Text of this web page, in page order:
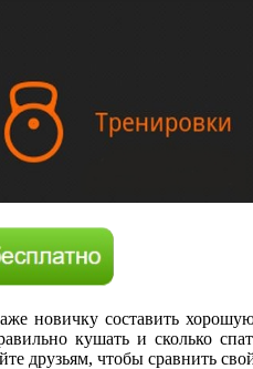
новичку составить
кушать и сколько
друзьям, чтобы сравнить